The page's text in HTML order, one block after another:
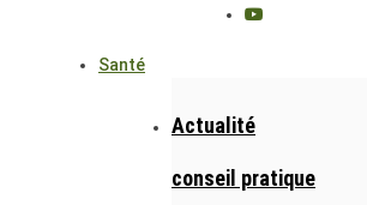
Santé
Actualité
conseil pratique